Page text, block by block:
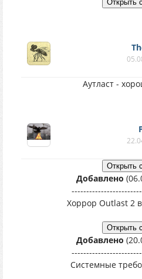
Аутласт -
Добавлено
Хоррор Outlast 2
Добавлено
Системные